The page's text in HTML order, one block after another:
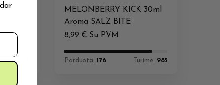
MELONBERRY KICK 30ml
Aroma SALZ BITE
8,99 € Su PVM
Parduota: 176 Turime: 985